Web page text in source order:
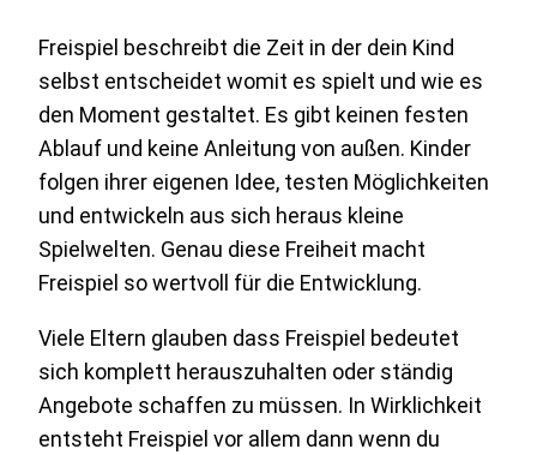
Freispiel beschreibt die Zeit in der dein Kind
selbst entscheidet womit es spielt und wie es
den Moment gestaltet. Es gibt keinen festen
Ablauf und keine Anleitung von außen. Kinder
folgen ihrer eigenen Idee, testen Möglichkeiten
und entwickeln aus sich heraus kleine
Spielwelten. Genau diese Freiheit macht
Freispiel so wertvoll für die Entwicklung.
Viele Eltern glauben dass Freispiel bedeutet
sich komplett herauszuhalten oder ständig
Angebote schaffen zu müssen. In Wirklichkeit
entsteht Freispiel vor allem dann wenn du